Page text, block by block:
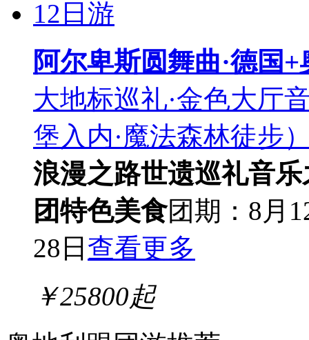
阿尔卑斯圆舞曲·德国
大地标巡礼·金色大厅
堡入内·魔法森林徒步
浪漫之路世遗巡礼音乐
团特色美食团期：8月
28日 查看更多
￥25800起